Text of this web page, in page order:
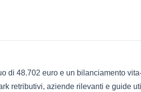
di 48.702 euro e un bilanciamento
retributivi, aziende rilevanti e guide